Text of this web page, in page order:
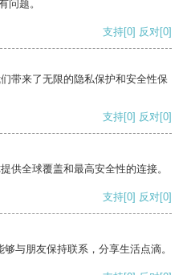
问题。
支持[0] 反对[0]
带来了无限的隐私保护和安全性保
支持[0] 反对[0]
供全球覆盖和最高安全性的连接。
支持[0] 反对[0]
与朋友保持联系，分享生活点滴。